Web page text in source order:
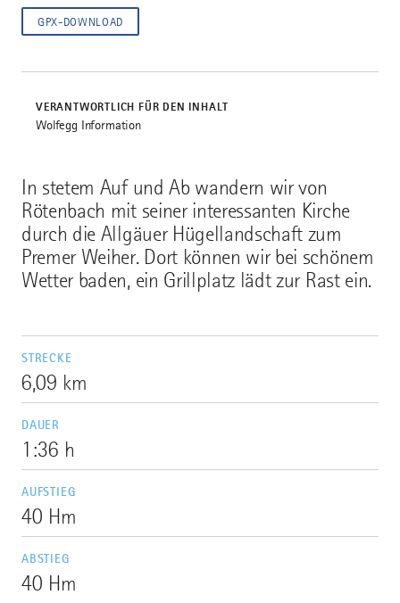
In stetem Auf und Ab wandern wir von
Rötenbach mit seiner interessanten Kirche
durch die Allgäuer Hügellandschaft zum
Premer Weiher. Dort können wir bei schönem
Wetter baden, ein Grillplatz lädt zur Rast ein.
STRECKE
6,09 km
DAUER
1:36 h
AUFSTIEG
40 Hm
ABSTIEG
40 Hm
GPX-DOWNLOAD
VERANTWORTLICH FÜR DEN INHALT
Wolfegg Information